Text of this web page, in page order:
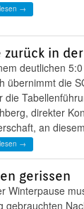
→
zurück in
deutlichen
übernimmt die
die
direkter
an
→
gerissen
Winterpause
gebrauchten